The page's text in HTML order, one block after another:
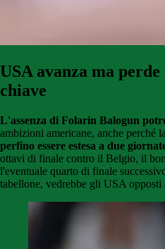
USA avanza ma
chiave
L'assenza di Folarin Balogun
ambizioni americane, anche perché
perfino essere estesa a due
ottavi di finale contro il Belgio, il
l'eventuale quarto di finale
tabellone, vedrebbe gli USA